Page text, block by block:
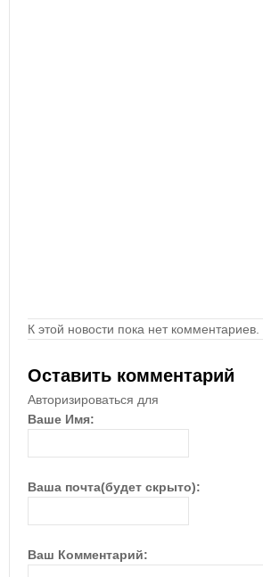
К этой новости пока нет комментариев.
Оставить комментарий
Авторизироваться для
Ваше Имя:
Ваша почта(будет скрыто):
Ваш Комментарий: